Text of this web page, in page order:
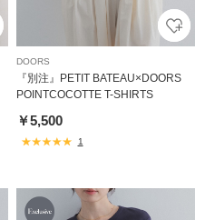
DOORS
『別注』PETIT BATEAU×DOORS
POINTCOCOTTE T-SHIRTS
￥5,500
1